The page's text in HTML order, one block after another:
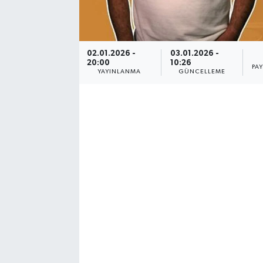
02.01.2026 -
20:00
YAYINLANMA
03.01.2026 -
10:26
GÜNCELLEME
MANİSA'YI KEŞFET
TÜRKİYE'DE TREND HABERLER